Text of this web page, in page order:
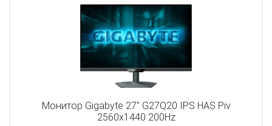
Монитор Gigabyte 27" G27Q20 IPS HAS Piv
2560x1440 200Hz